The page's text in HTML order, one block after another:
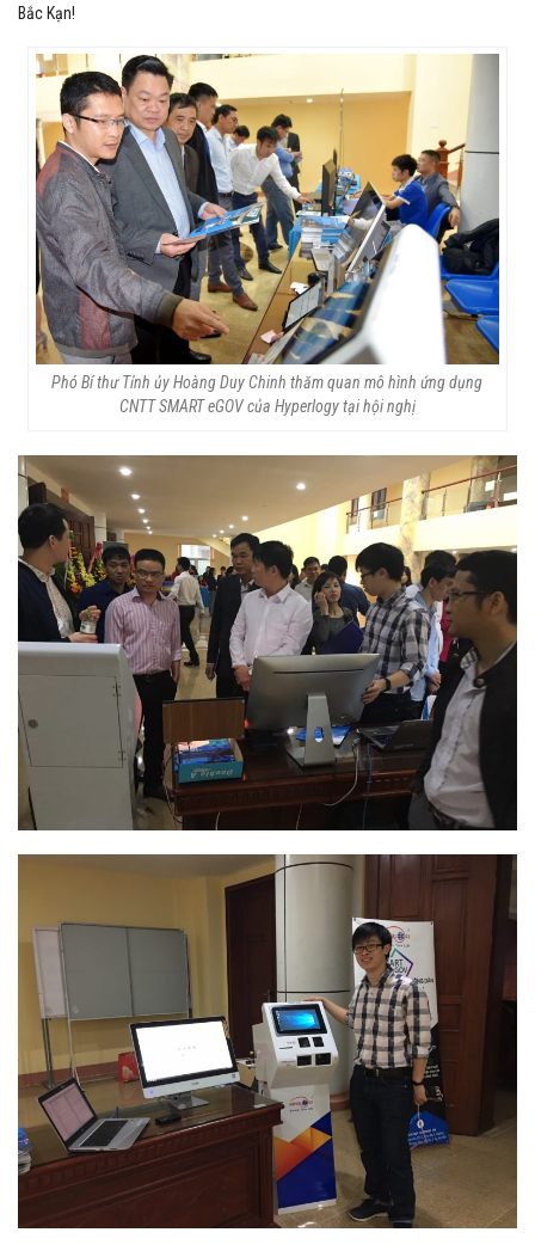
Bắc Kạn!
Phó Bí thư Tỉnh ủy Hoàng Duy Chinh thăm quan mô hình ứng dụng
CNTT SMART eGOV của Hyperlogy tại hội nghị